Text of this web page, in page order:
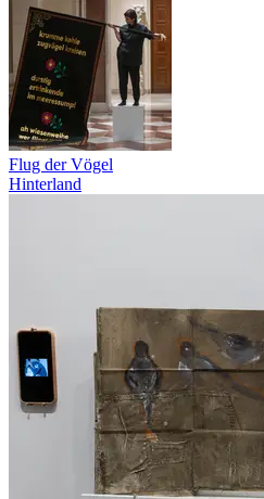
Flug der Vögel
Hinterland